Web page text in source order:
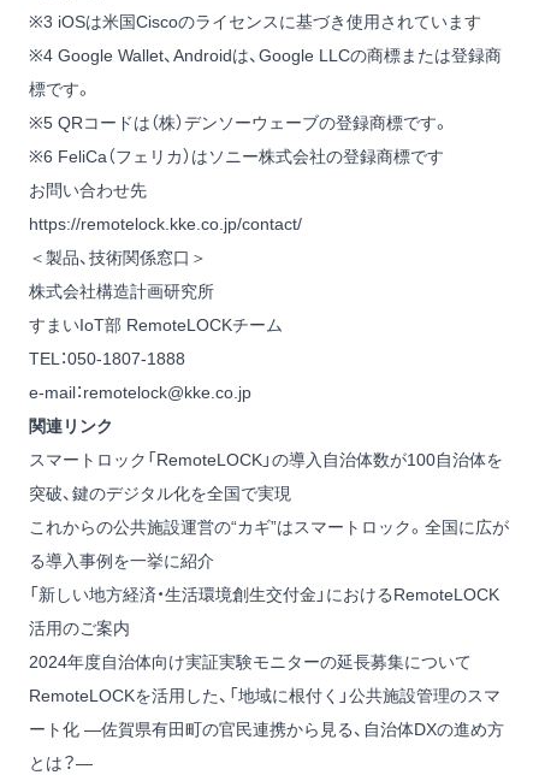
※3 iOSは米国Ciscoのライセンスに基づき使用されています
※4 Google Wallet、Androidは、Google LLCの商標または登録商
標です。
※5 QRコードは（株）デンソーウェーブの登録商標です。
※6 FeliCa（フェリカ）はソニー株式会社の登録商標です
お問い合わせ先
https://remotelock.kke.co.jp/contact/
＜製品、技術関係窓口＞
株式会社構造計画研究所
すまいIoT部 RemoteLOCKチーム
TEL：050-1807-1888
e-mail：remotelock@kke.co.jp
関連リンク
スマートロック「RemoteLOCK」の導入自治体数が100自治体を
突破、鍵のデジタル化を全国で実現
これからの公共施設運営の“カギ”はスマートロック。全国に広が
る導入事例を一挙に紹介
「新しい地方経済・生活環境創生交付金」におけるRemoteLOCK
活用のご案内
2024年度自治体向け実証実験モニターの延長募集について
RemoteLOCKを活用した、「地域に根付く」公共施設管理のスマ
ート化 ―佐賀県有田町の官民連携から見る、自治体DXの進め方
とは？―